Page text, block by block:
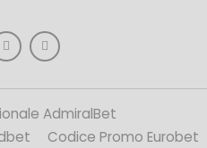
AdmiralBet
Codice Promo Eurobet